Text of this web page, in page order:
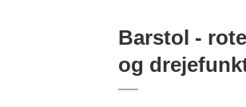
Barstol -
og